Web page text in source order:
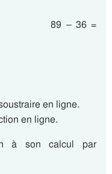
89 – 36 =
en ligne.
en ligne.
à son calcul par